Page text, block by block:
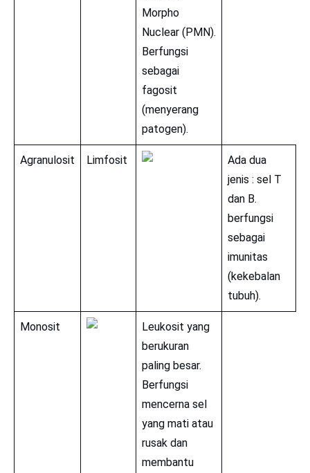
Morpho
Nuclear (PMN).
Berfungsi
sebagai
fagosit
(menyerang
patogen).
Agranulosit Limfosit
Ada dua
jenis : sel T
dan B.
berfungsi
sebagai
imunitas
(kekebalan
tubuh).
Monosit
Leukosit yang
berukuran
paling besar.
Berfungsi
mencerna sel
yang mati atau
rusak dan
membantu